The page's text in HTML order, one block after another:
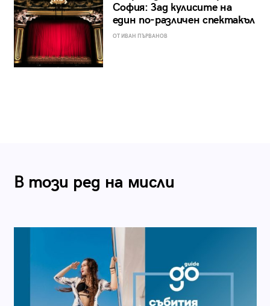
София: Зад кулисите на
един по-различен спектакъл
ОТ ИВАН ПЪРВАНОВ
В този ред на мисли